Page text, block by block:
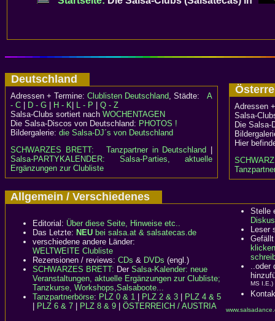
Deutschland
Adressen + Termine: Clublisten Deutschland, Städte: A
- C
D - G H - K L - P
Q - Z
Salsa-Clubs sortiert nach WOCHENTAGEN
Die Salsa-Discos von Deutschland: PHOTOS !
Bildergalerie: die Salsa-DJ´s von Deutschland
SCHWARZES BRETT:
Tanzpartner in Deutschland
Salsa-PARTYKALENDER: Salsa-Parties, aktuelle
Ergänzungen zur Clubliste
Adressen
Salsa-
Die
Hier
Allgemein / Verschiedenes
Editorial: Über diese Seite, Hinweise etc..
Das Letzte: NEU bei salsa.at & salsatecas.de
verschiedene andere Länder:
WELTWEITE Clubliste
Rezensionen / reviews: CDs & DVDs (engl.)
SCHWARZES BRETT: Der Salsa-Kalender: neue
Veranstaltungen, aktuelle Ergänzungen zur Clubliste;
Tanzkurse, Workshops,Salsaboote...
Tanzpartnerbörse: PLZ 0 & 1 PLZ 2 & 3
PLZ 4 & 5
PLZ 6 & 7 PLZ 8 & 9 ÖSTERREICH / AUSTRIA
Stelle
Leser
klicken
..oder
MS I.E.)